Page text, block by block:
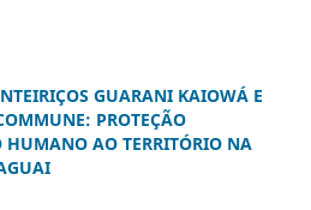
GUARANI KAIOWÁ E
PROTEÇÃO
AO TERRITÓRIO NA